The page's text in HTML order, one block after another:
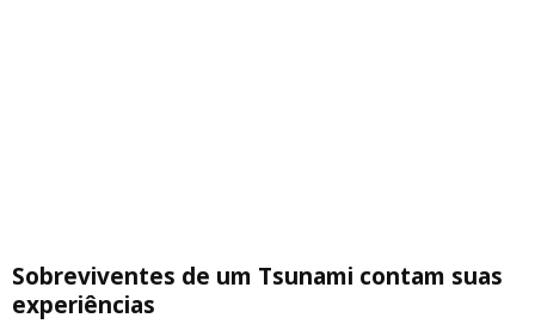
Sobreviventes de um Tsunami contam suas
experiências